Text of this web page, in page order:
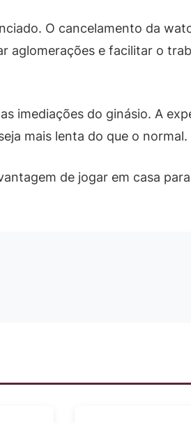
O cancelamento da
aglomerações e facilitar o
imediações do ginásio. A
mais lenta do que o normal.
de jogar em casa